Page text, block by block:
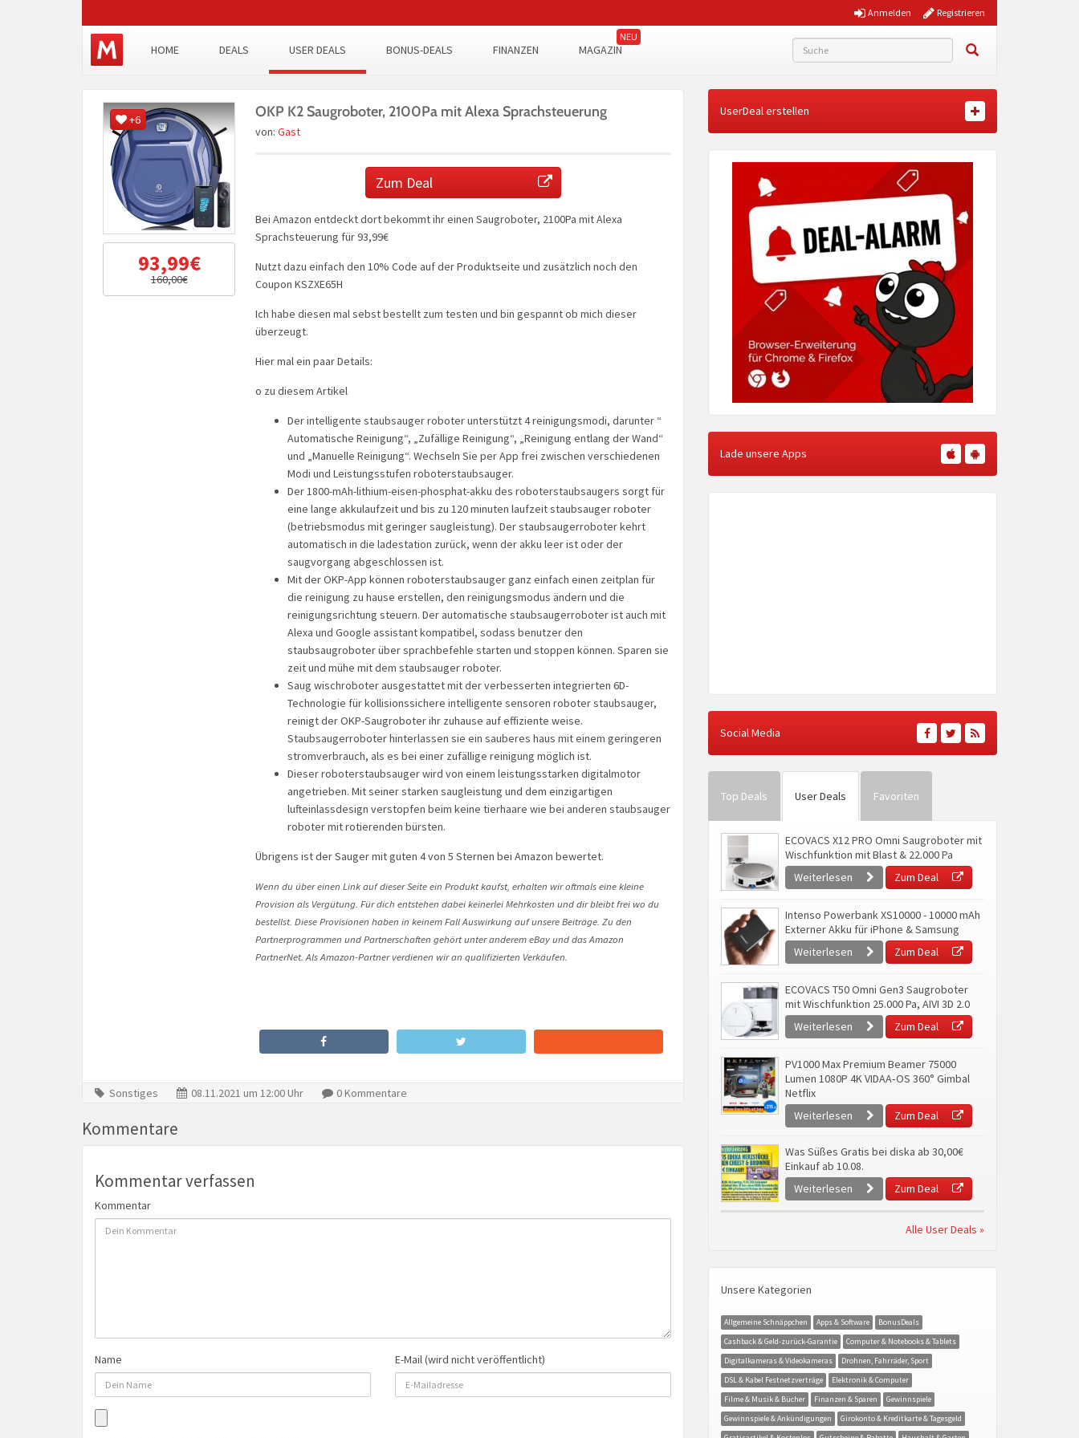
Registrieren
Anmelden
HOME DEALS USER DEALS BONUS-DEALS FINANZEN MAGAZIN
+6
93,99€
160,00€
OKP K2 Saugroboter, 2100Pa mit Alexa Sprachsteuerung
von: Gast
Zum Deal
Bei Amazon entdeckt dort bekommt ihr einen Saugroboter, 2100Pa mit Alexa
Sprachsteuerung für 93,99€
Nutzt dazu einfach den 10% Code auf der Produktseite und zusätzlich noch den
Coupon KSZXE65H
Ich habe diesen mal sebst bestellt zum testen und bin gespannt ob mich dieser
überzeugt.
Hier mal ein paar Details:
o zu diesem Artikel
Der intelligente staubsauger roboter unterstützt 4 reinigungsmodi, darunter “
Automatische Reinigung“, „Zufällige Reinigung“, „Reinigung entlang der Wand“
und „Manuelle Reinigung“. Wechseln Sie per App frei zwischen verschiedenen
Modi und Leistungsstufen roboterstaubsauger.
Der 1800-mAh-lithium-eisen-phosphat-akku des roboterstaubsaugers sorgt für
eine lange akkulaufzeit und bis zu 120 minuten laufzeit staubsauger roboter
(betriebsmodus mit geringer saugleistung). Der staubsaugerroboter kehrt
automatisch in die ladestation zurück, wenn der akku leer ist oder der
saugvorgang abgeschlossen ist.
Mit der OKP-App können roboterstaubsauger ganz einfach einen zeitplan für
die reinigung zu hause erstellen, den reinigungsmodus ändern und die
reinigungsrichtung steuern. Der automatische staubsaugerroboter ist auch mit
Alexa und Google assistant kompatibel, sodass benutzer den
staubsaugroboter über sprachbefehle starten und stoppen können. Sparen sie
zeit und mühe mit dem staubsauger roboter.
Saug wischroboter ausgestattet mit der verbesserten integrierten 6D-
Technologie für kollisionssichere intelligente sensoren roboter staubsauger,
reinigt der OKP-Saugroboter ihr zuhause auf effiziente weise.
Staubsaugerroboter hinterlassen sie ein sauberes haus mit einem geringeren
stromverbrauch, als es bei einer zufällige reinigung möglich ist.
Dieser roboterstaubsauger wird von einem leistungsstarken digitalmotor
angetrieben. Mit seiner starken saugleistung und dem einzigartigen
lufteinlassdesign verstopfen beim keine tierhaare wie bei anderen staubsauger
roboter mit rotierenden bürsten.
Übrigens ist der Sauger mit guten 4 von 5 Sternen bei Amazon bewertet.
Wenn du über einen Link auf dieser Seite ein Produkt kaufst, erhalten wir oftmals eine kleine
Provision als Vergütung. Für dich entstehen dabei keinerlei Mehrkosten und dir bleibt frei wo du
bestellst. Diese Provisionen haben in keinem Fall Auswirkung auf unsere Beiträge. Zu den
Partnerprogrammen und Partnerschaften gehört unter anderem eBay und das Amazon
PartnerNet. Als Amazon-Partner verdienen wir an qualifizierten Verkäufen.
Sonstiges 08.11.2021 um 12:00 Uhr 0 Kommentare
Kommentare
Kommentar verfassen
Kommentar
Name E-Mail (wird nicht veröffentlicht)
UserDeal erstellen
Lade unsere Apps
Social Media
Top Deals User Deals Favoriten
ECOVACS X12 PRO Omni Saugroboter mit
Wischfunktion mit Blast & 22.000 Pa
Weiterlesen
Zum Deal
Intenso Powerbank XS10000 - 10000 mAh
Externer Akku für iPhone & Samsung
Weiterlesen
Zum Deal
ECOVACS T50 Omni Gen3 Saugroboter
mit Wischfunktion 25.000 Pa, AIVI 3D 2.0
Weiterlesen
Zum Deal
PV1000 Max Premium Beamer 75000
Lumen 1080P 4K VIDAA‑OS 360° Gimbal
Netflix
Weiterlesen
Zum Deal
Was Süßes Gratis bei diska ab 30,00€
Einkauf ab 10.08.
Weiterlesen
Zum Deal
Alle User Deals »
Unsere Kategorien
Allgemeine Schnäppchen Apps & Software
BonusDeals
Cashback & Geld-zurück-Garantie
Computer & Notebooks & Tablets
Digitalkameras & Videokameras
Drohnen, Fahrräder, Sport
DSL & Kabel Festnetzverträge
Elektronik & Computer
Filme & Musik & Bücher
Finanzen & Sparen
Gewinnspiele
Gewinnspiele & Ankündigungen
Girokonto & Kreditkarte & Tagesgeld